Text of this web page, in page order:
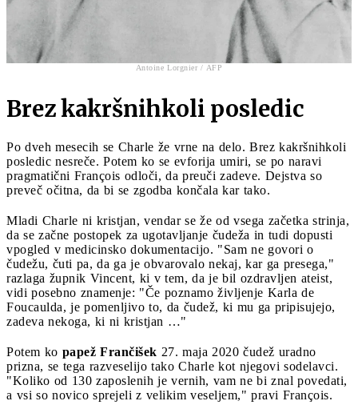
Antoine Lorgnier / AFP
Brez kakršnihkoli posledic
Po dveh mesecih se Charle že vrne na delo. Brez kakršnihkoli
posledic nesreče. Potem ko se evforija umiri, se po naravi
pragmatični François odloči, da preuči zadeve. Dejstva so
preveč očitna, da bi se zgodba končala kar tako.
Mladi Charle ni kristjan, vendar se že od vsega začetka strinja,
da se začne postopek za ugotavljanje čudeža in tudi dopusti
vpogled v medicinsko dokumentacijo. "Sam ne govori o
čudežu, čuti pa, da ga je obvarovalo nekaj, kar ga presega,"
razlaga župnik Vincent, ki v tem, da je bil ozdravljen ateist,
vidi posebno znamenje: "Če poznamo življenje Karla de
Foucaulda, je pomenljivo to, da čudež, ki mu ga pripisujejo,
zadeva nekoga, ki ni kristjan …"
Potem ko papež Frančišek 27. maja 2020 čudež uradno
prizna, se tega razveselijo tako Charle kot njegovi sodelavci.
"Koliko od 130 zaposlenih je vernih, vam ne bi znal povedati,
a vsi so novico sprejeli z velikim veseljem," pravi François.